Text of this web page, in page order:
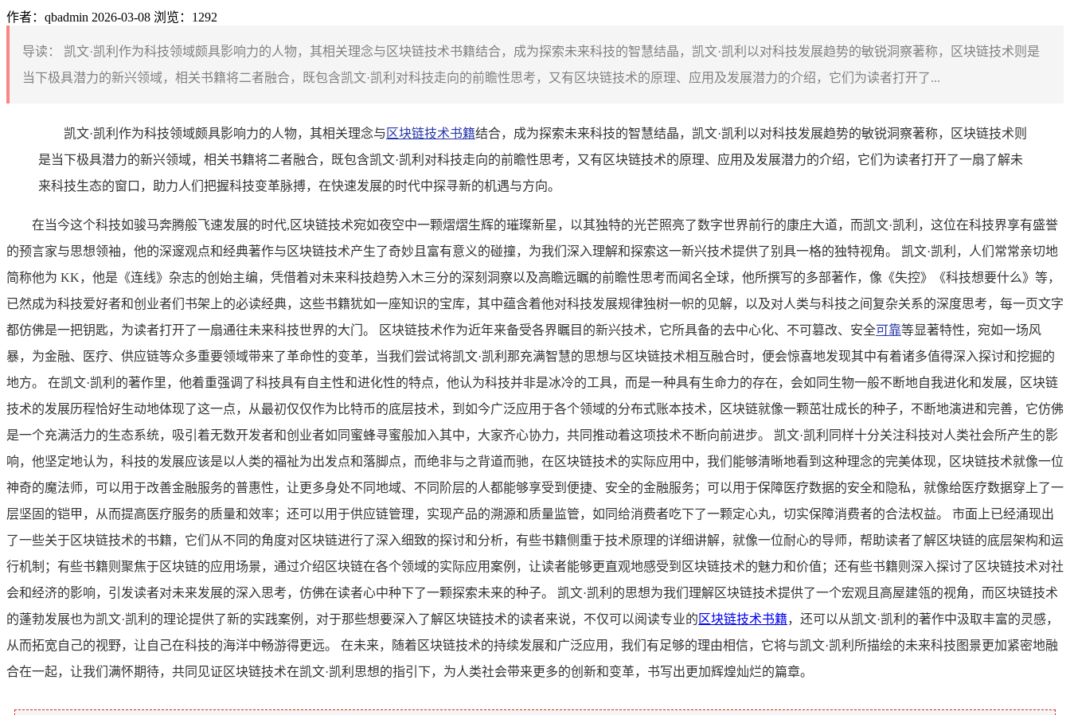
作者：qbadmin 2026-03-08 浏览：1292
导读：
凯文·凯利作为科技领域颇具影响力的人物，其相关理念与区块链技术书籍结合，成为探索未来科技的智慧结晶，凯文·凯利以对科技发展趋势的敏锐洞察著称，区块链技术则是
当下极具潜力的新兴领域，相关书籍将二者融合，既包含凯文·凯利对科技走向的前瞻性思考，又有区块链技术的原理、应用及发展潜力的介绍，它们为读者打开了...
凯文·凯利作为科技领域颇具影响力的人物，其相关理念与 区块链技术书籍结合，成为探索未来科技的智慧结晶，凯文·凯利以对科技发展趋势的敏锐洞察著称，区块链技术则
是当下极具潜力的新兴领域，相关书籍将二者融合，既包含凯文·凯利对科技走向的前瞻性思考，又有区块链技术的原理、应用及发展潜力的介绍，它们为读者打开了一扇了解未
来科技生态的窗口，助力人们把握科技变革脉搏，在快速发展的时代中探寻新的机遇与方向。
在当今这个科技如骏马奔腾般飞速发展的时代,区块链技术宛如夜空中一颗熠熠生辉的璀璨新星，以其独特的光芒照亮了数字世界前行的康庄大道，而凯文·凯利，这位在科技界享有盛誉
的预言家与思想领袖，他的深邃观点和经典著作与区块链技术产生了奇妙且富有意义的碰撞，为我们深入理解和探索这一新兴技术提供了别具一格的独特视角。 凯文·凯利，人们常常亲切地
简称他为 KK，他是《连线》杂志的创始主编，凭借着对未来科技趋势入木三分的深刻洞察以及高瞻远瞩的前瞻性思考而闻名全球，他所撰写的多部著作，像《失控》《科技想要什么》等，
已然成为科技爱好者和创业者们书架上的必读经典，这些书籍犹如一座知识的宝库，其中蕴含着他对科技发展规律独树一帜的见解，以及对人类与科技之间复杂关系的深度思考，每一页文字
都仿佛是一把钥匙，为读者打开了一扇通往未来科技世界的大门。 区块链技术作为近年来备受各界瞩目的新兴技术，它所具备的去中心化、不可篡改、安全可靠等显著特性，宛如一场风
暴，为金融、医疗、供应链等众多重要领域带来了革命性的变革，当我们尝试将凯文·凯利那充满智慧的思想与区块链技术相互融合时，便会惊喜地发现其中有着诸多值得深入探讨和挖掘的
地方。 在凯文·凯利的著作里，他着重强调了科技具有自主性和进化性的特点，他认为科技并非是冰冷的工具，而是一种具有生命力的存在，会如同生物一般不断地自我进化和发展，区块链
技术的发展历程恰好生动地体现了这一点，从最初仅仅作为比特币的底层技术，到如今广泛应用于各个领域的分布式账本技术，区块链就像一颗茁壮成长的种子，不断地演进和完善，它仿佛
是一个充满活力的生态系统，吸引着无数开发者和创业者如同蜜蜂寻蜜般加入其中，大家齐心协力，共同推动着这项技术不断向前进步。 凯文·凯利同样十分关注科技对人类社会所产生的影
响，他坚定地认为，科技的发展应该是以人类的福祉为出发点和落脚点，而绝非与之背道而驰，在区块链技术的实际应用中，我们能够清晰地看到这种理念的完美体现，区块链技术就像一位
神奇的魔法师，可以用于改善金融服务的普惠性，让更多身处不同地域、不同阶层的人都能够享受到便捷、安全的金融服务；可以用于保障医疗数据的安全和隐私，就像给医疗数据穿上了一
层坚固的铠甲，从而提高医疗服务的质量和效率；还可以用于供应链管理，实现产品的溯源和质量监管，如同给消费者吃下了一颗定心丸，切实保障消费者的合法权益。 市面上已经涌现出
了一些关于区块链技术的书籍，它们从不同的角度对区块链进行了深入细致的探讨和分析，有些书籍侧重于技术原理的详细讲解，就像一位耐心的导师，帮助读者了解区块链的底层架构和运
行机制；有些书籍则聚焦于区块链的应用场景，通过介绍区块链在各个领域的实际应用案例，让读者能够更直观地感受到区块链技术的魅力和价值；还有些书籍则深入探讨了区块链技术对社
会和经济的影响，引发读者对未来发展的深入思考，仿佛在读者心中种下了一颗探索未来的种子。 凯文·凯利的思想为我们理解区块链技术提供了一个宏观且高屋建瓴的视角，而区块链技术
的蓬勃发展也为凯文·凯利的理论提供了新的实践案例，对于那些想要深入了解区块链技术的读者来说，不仅可以阅读专业的 区块链技术书籍，还可以从凯文·凯利的著作中汲取丰富的灵感，
从而拓宽自己的视野，让自己在科技的海洋中畅游得更远。 在未来，随着区块链技术的持续发展和广泛应用，我们有足够的理由相信，它将与凯文·凯利所描绘的未来科技图景更加紧密地融
合在一起，让我们满怀期待，共同见证区块链技术在凯文·凯利思想的指引下，为人类社会带来更多的创新和变革，书写出更加辉煌灿烂的篇章。